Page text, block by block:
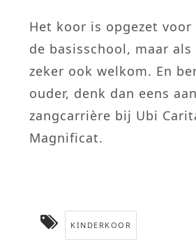
Het koor is opgezet voor
de basisschool, maar
zeker ook welkom. En
ouder, denk dan eens
zangcarrière bij Ubi
Magnificat.
KINDERKOOR